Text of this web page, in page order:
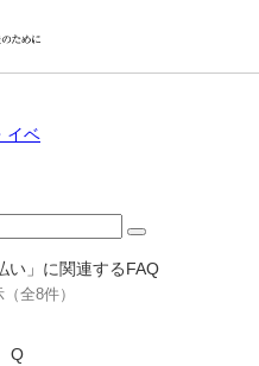
イベ
い」に関連するFAQ
全8件）
Q